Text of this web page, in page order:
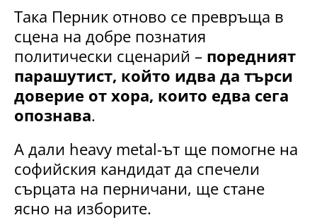
Така Перник отново се превръща в
сцена на добре познатия
политически сценарий – поредният
парашутист, който идва да търси
доверие от хора, които едва сега
опознава.
А дали heavy metal-ът ще помогне на
софийския кандидат да спечели
сърцата на перничани, ще стане
ясно на изборите.